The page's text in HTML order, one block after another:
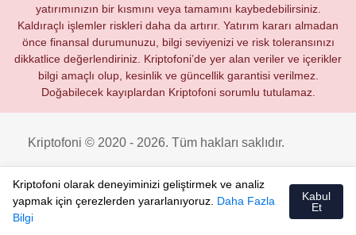
yatırımınızın bir kısmını veya tamamını kaybedebilirsiniz.
Kaldıraçlı işlemler riskleri daha da artırır. Yatırım kararı almadan
önce finansal durumunuzu, bilgi seviyenizi ve risk toleransınızı
dikkatlice değerlendiriniz. Kriptofoni’de yer alan veriler ve içerikler
bilgi amaçlı olup, kesinlik ve güncellik garantisi verilmez.
Doğabilecek kayıplardan Kriptofoni sorumlu tutulamaz.
Kriptofoni © 2020 - 2026. Tüm hakları saklıdır.
Kriptofoni olarak deneyiminizi geliştirmek ve analiz
yapmak için çerezlerden yararlanıyoruz. Daha Fazla
Bilgi
Kabul
Et